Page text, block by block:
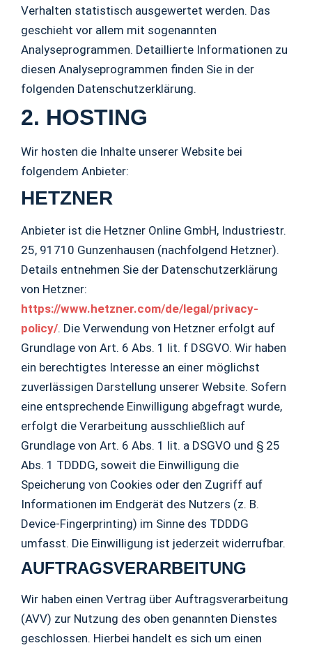
Verhalten statistisch ausgewertet werden. Das
geschieht vor allem mit sogenannten
Analyseprogrammen. Detaillierte Informationen zu
diesen Analyseprogrammen finden Sie in der
folgenden Datenschutzerklärung.
2. HOSTING
Wir hosten die Inhalte unserer Website bei
folgendem Anbieter:
HETZNER
Anbieter ist die Hetzner Online GmbH, Industriestr.
25, 91710 Gunzenhausen (nachfolgend Hetzner).
Details entnehmen Sie der Datenschutzerklärung
von Hetzner:
https://www.hetzner.com/de/legal/privacy-
policy/. Die Verwendung von Hetzner erfolgt auf
Grundlage von Art. 6 Abs. 1 lit. f DSGVO. Wir haben
ein berechtigtes Interesse an einer möglichst
zuverlässigen Darstellung unserer Website. Sofern
eine entsprechende Einwilligung abgefragt wurde,
erfolgt die Verarbeitung ausschließlich auf
Grundlage von Art. 6 Abs. 1 lit. a DSGVO und § 25
Abs. 1 TDDDG, soweit die Einwilligung die
Speicherung von Cookies oder den Zugriff auf
Informationen im Endgerät des Nutzers (z. B.
Device-Fingerprinting) im Sinne des TDDDG
umfasst. Die Einwilligung ist jederzeit widerrufbar.
AUFTRAGSVERARBEITUNG
Wir haben einen Vertrag über Auftragsverarbeitung
(AVV) zur Nutzung des oben genannten Dienstes
geschlossen. Hierbei handelt es sich um einen